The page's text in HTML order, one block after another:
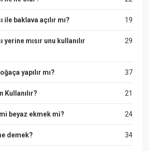
19
ile baklava açılır mı?
29
yerine mısır unu kullanılır
37
yapılır mı?
21
Kullanılır?
24
beyaz ekmek mi?
34
demek?